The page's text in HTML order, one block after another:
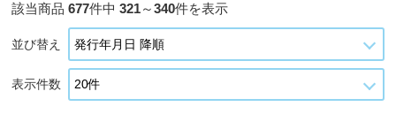
該当商品677件中321～340件を表示
並び替え
表示件数